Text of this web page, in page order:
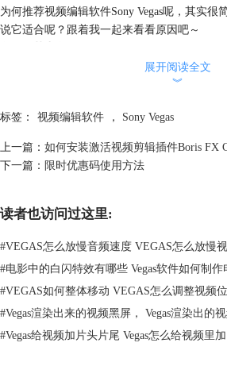
为何推荐视频编辑软件Sony Vegas呢，其实很
说它适合呢？跟着我一起来看看原因吧～
懂电影的朋友都知道，色彩，这个看似处于边
时是电影的主体因素。例如经典影片《辛德勒
入化，每一处的色彩变化，都紧扣着剧情的发
展开阅读全文
︾
标签： 视频编辑软件 ， Sony Vegas
上一篇： 如何安装激活视频剪辑插件Boris FX
下一篇： 限时优惠码使用方法
读者也访问过这里:
#VEGAS怎么放慢音频速度 VEGAS怎么放慢
#电影中的白闪特效有哪些 Vegas软件如何制
#VEGAS如何整体移动 VEGAS怎么调整视频
#Vegas渲染出来的视频黑屏， Vegas渲染出的
#Vegas给视频加片头片尾 Vegas怎么给视频里